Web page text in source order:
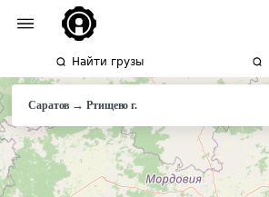
Найти грузы
Саратов →Ртищевог.